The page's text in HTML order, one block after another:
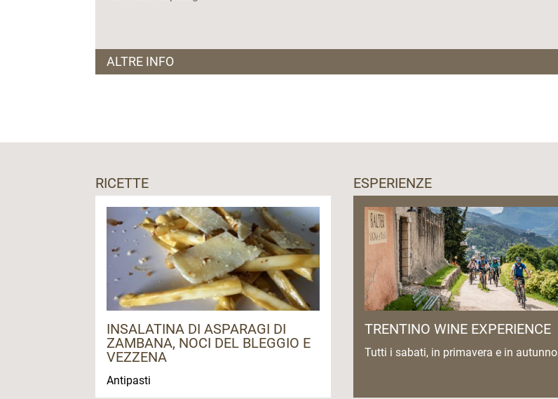
ALTRE INFO
Punti vendita stagionali:
9.00 - 12.00 / 15.00 - 19.00 (tutti i giorni fino ad esaurimento merce).
Trento sud (c/o "Al Marinaio"):
prossima apertura.
RICETTE
INSALATINA DI ASPARAGI DI
ZAMBANA, NOCI DEL BLEGGIO E
VEZZENA
Antipasti
ESPERIENZE
TRENTINO WINE EXPERIENCE
Tutti i sabati, in primavera e in autunno